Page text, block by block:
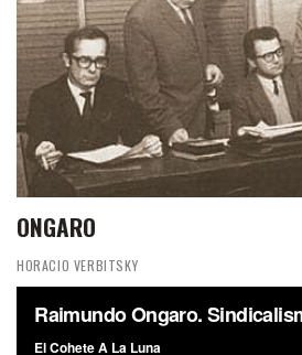
ONGARO
HORACIO VERBITSKY